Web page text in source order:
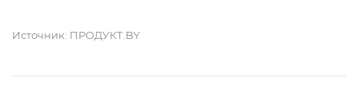
Источник: ПРОДУКТ.BY